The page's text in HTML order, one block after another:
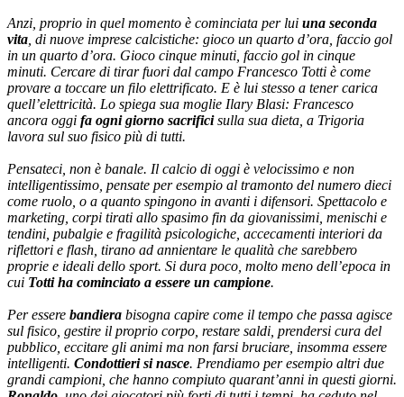
Anzi, proprio in quel momento è cominciata per lui una seconda
vita , di nuove imprese calcistiche: gioco un quarto d’ora, faccio gol
in un quarto d’ora. Gioco cinque minuti, faccio gol in cinque
minuti. Cercare di tirar fuori dal campo Francesco Totti è come
provare a toccare un filo elettrificato. E è lui stesso a tener carica
quell’elettricità. Lo spiega sua moglie Ilary Blasi: Francesco
ancora oggi fa ogni giorno sacrificisulla sua dieta, a Trigoria
lavora sul suo fisico più di tutti.
Pensateci, non è banale. Il calcio di oggi è velocissimo e non
intelligentissimo, pensate per esempio al tramonto del numero dieci
come ruolo, o a quanto spingono in avanti i difensori. Spettacolo e
marketing, corpi tirati allo spasimo fin da giovanissimi, menischi e
tendini, pubalgie e fragilità psicologiche, accecamenti interiori da
riflettori e flash, tirano ad annientare le qualità che sarebbero
proprie e ideali dello sport. Si dura poco, molto meno dell’epoca in
cui Totti ha cominciato a essere un campione.
Per essere bandiera bisogna capire come il tempo che passa agisce
sul fisico, gestire il proprio corpo, restare saldi, prendersi cura del
pubblico, eccitare gli animi ma non farsi bruciare, insomma essere
intelligenti. Condottieri si nasce. Prendiamo per esempio altri due
grandi campioni, che hanno compiuto quarant’anni in questi giorni.